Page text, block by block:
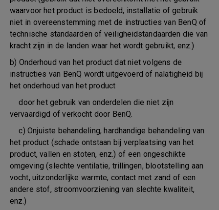
waarvoor het product is bedoeld, installatie of gebruik
niet in overeenstemming met de instructies van BenQ of
technische standaarden of veiligheidstandaarden die van
kracht zijn in de landen waar het wordt gebruikt, enz.)
b) Onderhoud van het product dat niet volgens de
instructies van BenQ wordt uitgevoerd of nalatigheid bij
het onderhoud van het product
door het gebruik van onderdelen die niet zijn
vervaardigd of verkocht door BenQ.
c) Onjuiste behandeling, hardhandige behandeling van
het product (schade ontstaan bij verplaatsing van het
product, vallen en stoten, enz.) of een ongeschikte
omgeving (slechte ventilatie, trillingen, blootstelling aan
vocht, uitzonderlijke warmte, contact met zand of een
andere stof, stroomvoorziening van slechte kwaliteit,
enz.)